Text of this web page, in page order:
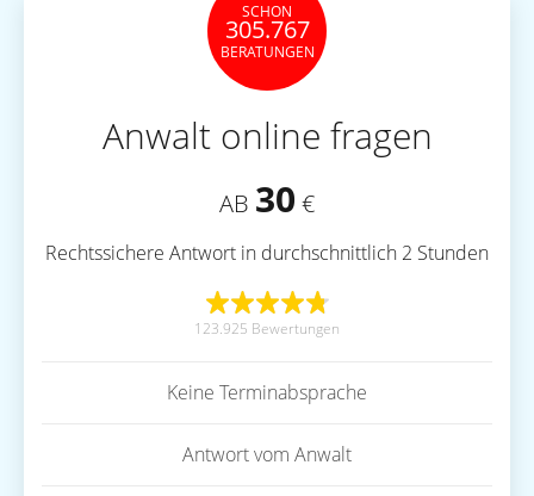
SCHON
305.767
BERATUNGEN
Anwalt online fragen
AB 30 €
Rechtssichere Antwort in durchschnittlich 2 Stunden
123.925 Bewertungen
Keine Terminabsprache
Antwort vom Anwalt